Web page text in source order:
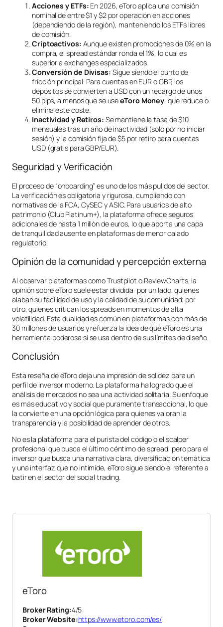
Acciones y ETFs: En 2026, eToro aplica una comisión
nominal de entre $1 y $2 por operación en acciones
(dependiendo de la región), manteniendo los ETFs libres
de comisión.
Criptoactivos: Aunque existen promociones de 0% en la
compra, el spread estándar ronda el 1%, lo cual es
superior a exchanges especializados.
Conversión de Divisas: Sigue siendo el punto de
fricción principal. Para cuentas en EUR o GBP, los
depósitos se convierten a USD con un recargo de unos
50 pips, a menos que se useeToro Money, que reduce o
elimina este coste.
Inactividad y Retiros: Se mantiene la tasa de $10
mensuales tras un año de inactividad (solo por no iniciar
sesión) y la comisión fija de $5 por retiro para cuentas
USD (gratis para GBP/EUR).
Seguridad y Verificación
El proceso de “onboarding” es uno de los más pulidos del sector.
La verificación es obligatoria y rigurosa, cumpliendo con
normativas de la FCA, CySEC y ASIC. Para usuarios de alto
patrimonio (Club Platinum+), la plataforma ofrece seguros
adicionales de hasta 1 millón de euros, lo que aporta una capa
de tranquilidad ausente en plataformas de menor calado
regulatorio.
Opinión de la comunidad y percepción externa
Al observar plataformas como Trustpilot o ReviewCharts, la
opinión sobre eToro suele estar dividida: por un lado, quienes
alaban su facilidad de uso y la calidad de su comunidad; por
otro, quienes critican los spreads en momentos de alta
volatilidad. Esta dualidad es común en plataformas con más de
30 millones de usuarios y refuerza la idea de que eToro es una
herramienta poderosa si se usa dentro de sus límites de diseño.
Conclusión
Esta reseña de eToro deja una impresión de solidez para un
perfil de inversor moderno. La plataforma ha logrado que el
análisis de mercados no sea una actividad solitaria. Su enfoque
es más educativo y social que puramente transaccional, lo que
la convierte en una opción lógica para quienes valoran la
transparencia y la posibilidad de aprender de otros.
No es la plataforma para el purista del código o el scalper
profesional que busca el último céntimo de spread, pero para el
inversor que busca una narrativa clara, diversificación temática
y una interfaz que no intimide, eToro sigue siendo el referente a
batir en el sector del social trading.
eToro
Broker Rating:4/5
Broker Website:https://www.etoro.com/es/